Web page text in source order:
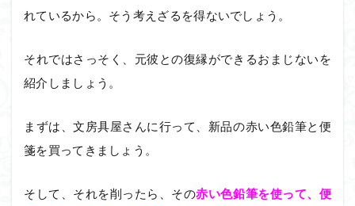
れているから。そう考えざるを得ないでしょう。
それではさっそく、元彼との復縁ができるおまじないを
紹介しましょう。
まずは、文房具屋さんに行って、新品の赤い色鉛筆と便
箋を買ってきましょう。
そして、それを削ったら、その赤い色鉛筆を使って、便